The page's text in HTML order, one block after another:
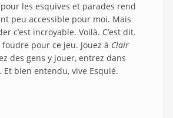
les esquives et parades rend
peu accessible pour moi. Mais
c’est incroyable. Voilà. C’est dit.
foudre pour ce jeu. Jouez à Clair
des gens y jouer, entrez dans
bien entendu, vive Esquié.